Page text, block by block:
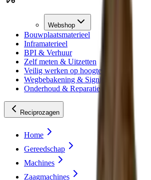
Webshop
Bouwplaatsmaterieel
Inframaterieel
BPI & Verhuur
Zelf meten & Uitzetten
Veilig werken op hoogte
Wegbebakening & Signing
Onderhoud & Reparatie
Reciprozagen
Home
Gereedschap
Machines
Zaagmachines